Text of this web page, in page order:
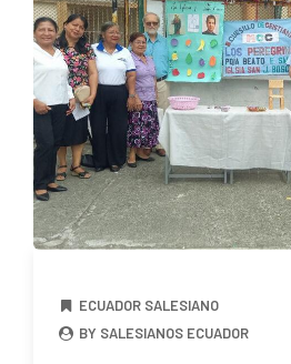
ECUADOR SALESIANO
BY SALESIANOS ECUADOR